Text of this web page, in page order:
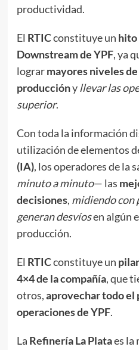
productividad.
El RTICconstituye un hito
Downstream de YPF, ya
lograrmayores niveles
producciónyllevar las
superior.
Con toda la información
utilización de elementos
(IA), los operadores de la
minuto a minuto— las
decisiones, midiendo con
generan desvíosen algún
producción.
El RTICconstituye un
4×4 de la compañía, que
otros,aprovechar todo el
operaciones de YPF.
La Refinería La Plataes la